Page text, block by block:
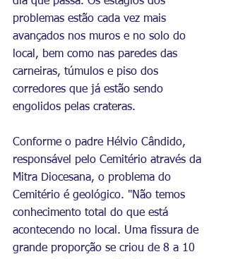
problemas estão cada vez mais
avançados nos muros e no solo do
local, bem como nas paredes das
carneiras, túmulos e piso dos
corredores que já estão sendo
engolidos pelas crateras.
Conforme o padre Hélvio Cândido,
responsável pelo Cemitério através da
Mitra Diocesana, o problema do
Cemitério é geológico. "Não temos
conhecimento total do que está
acontecendo no local. Uma fissura de
grande proporção se criou de 8 a 10